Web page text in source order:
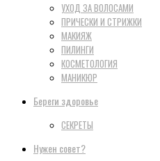
УХОД ЗА ВОЛОСАМИ
ПРИЧЕСКИ И СТРИЖКИ
МАКИЯЖ
ПИЛИНГИ
КОСМЕТОЛОГИЯ
МАНИКЮР
Береги здоровье
СЕКРЕТЫ
Нужен совет?